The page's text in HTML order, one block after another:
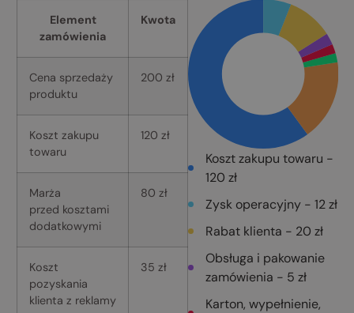
Element
zamówienia
Kwota
Cena sprzedaży
produktu
200 zł
Koszt zakupu
towaru
120 zł
Marża
przed kosztami
dodatkowymi
80 zł
Koszt
pozyskania
klienta z reklamy
35 zł
Koszt zakupu towaru -
120 zł
Zysk operacyjny - 12 zł
Rabat klienta - 20 zł
Obsługa i pakowanie
zamówienia - 5 zł
Karton, wypełnienie,